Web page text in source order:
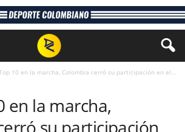
10 en la marcha, Colombia cerró su participación en el...
en la marcha,
su participación